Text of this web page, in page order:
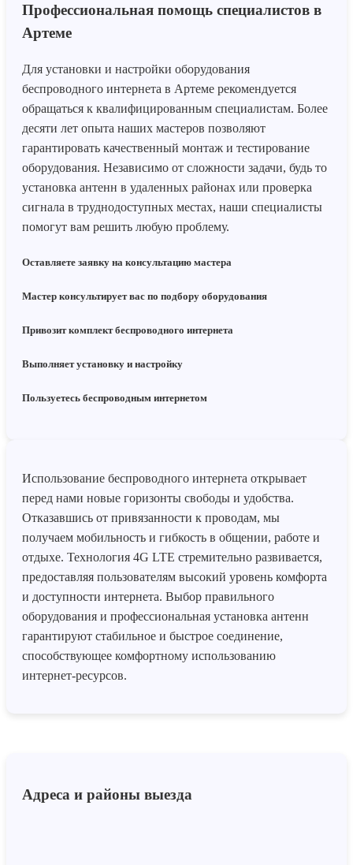
Профессиональная помощь специалистов в
Артеме
Для установки и настройки оборудования
беспроводного интернета в Артеме рекомендуется
обращаться к квалифицированным специалистам. Более
десяти лет опыта наших мастеров позволяют
гарантировать качественный монтаж и тестирование
оборудования. Независимо от сложности задачи, будь то
установка антенн в удаленных районах или проверка
сигнала в труднодоступных местах, наши специалисты
помогут вам решить любую проблему.
Оставляете заявку на консультацию мастера
Мастер консультирует вас по подбору оборудования
Привозит комплект беспроводного интернета
Выполняет установку и настройку
Пользуетесь беспроводным интернетом
Использование беспроводного интернета открывает
перед нами новые горизонты свободы и удобства.
Отказавшись от привязанности к проводам, мы
получаем мобильность и гибкость в общении, работе и
отдыхе. Технология 4G LTE стремительно развивается,
предоставляя пользователям высокий уровень комфорта
и доступности интернета. Выбор правильного
оборудования и профессиональная установка антенн
гарантируют стабильное и быстрое соединение,
способствующее комфортному использованию
интернет-ресурсов.
Адреса и районы выезда